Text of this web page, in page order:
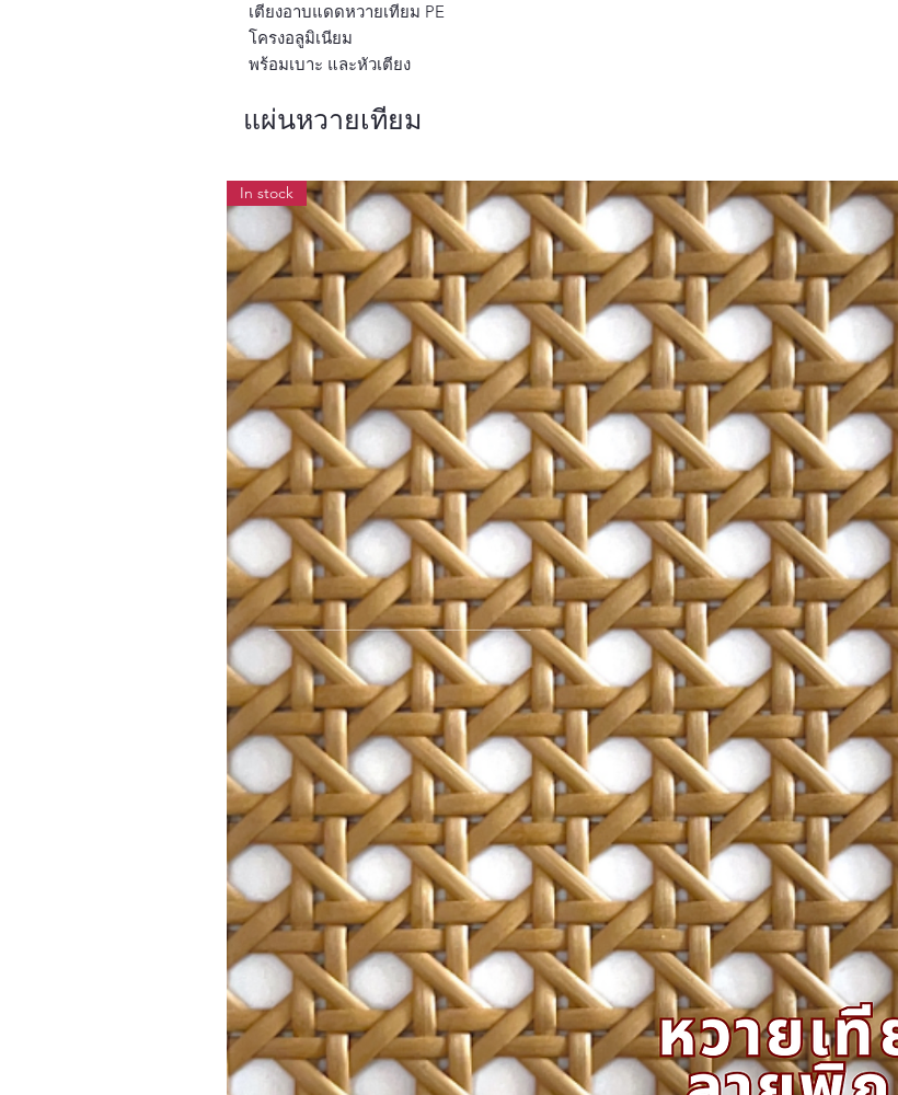
เตียงอาบแดดหวายเทียม PE
โครงอลูมิเนียม
พร้อมเบาะ และหัวเตียง
แผ่นหวายเทียม
In stock